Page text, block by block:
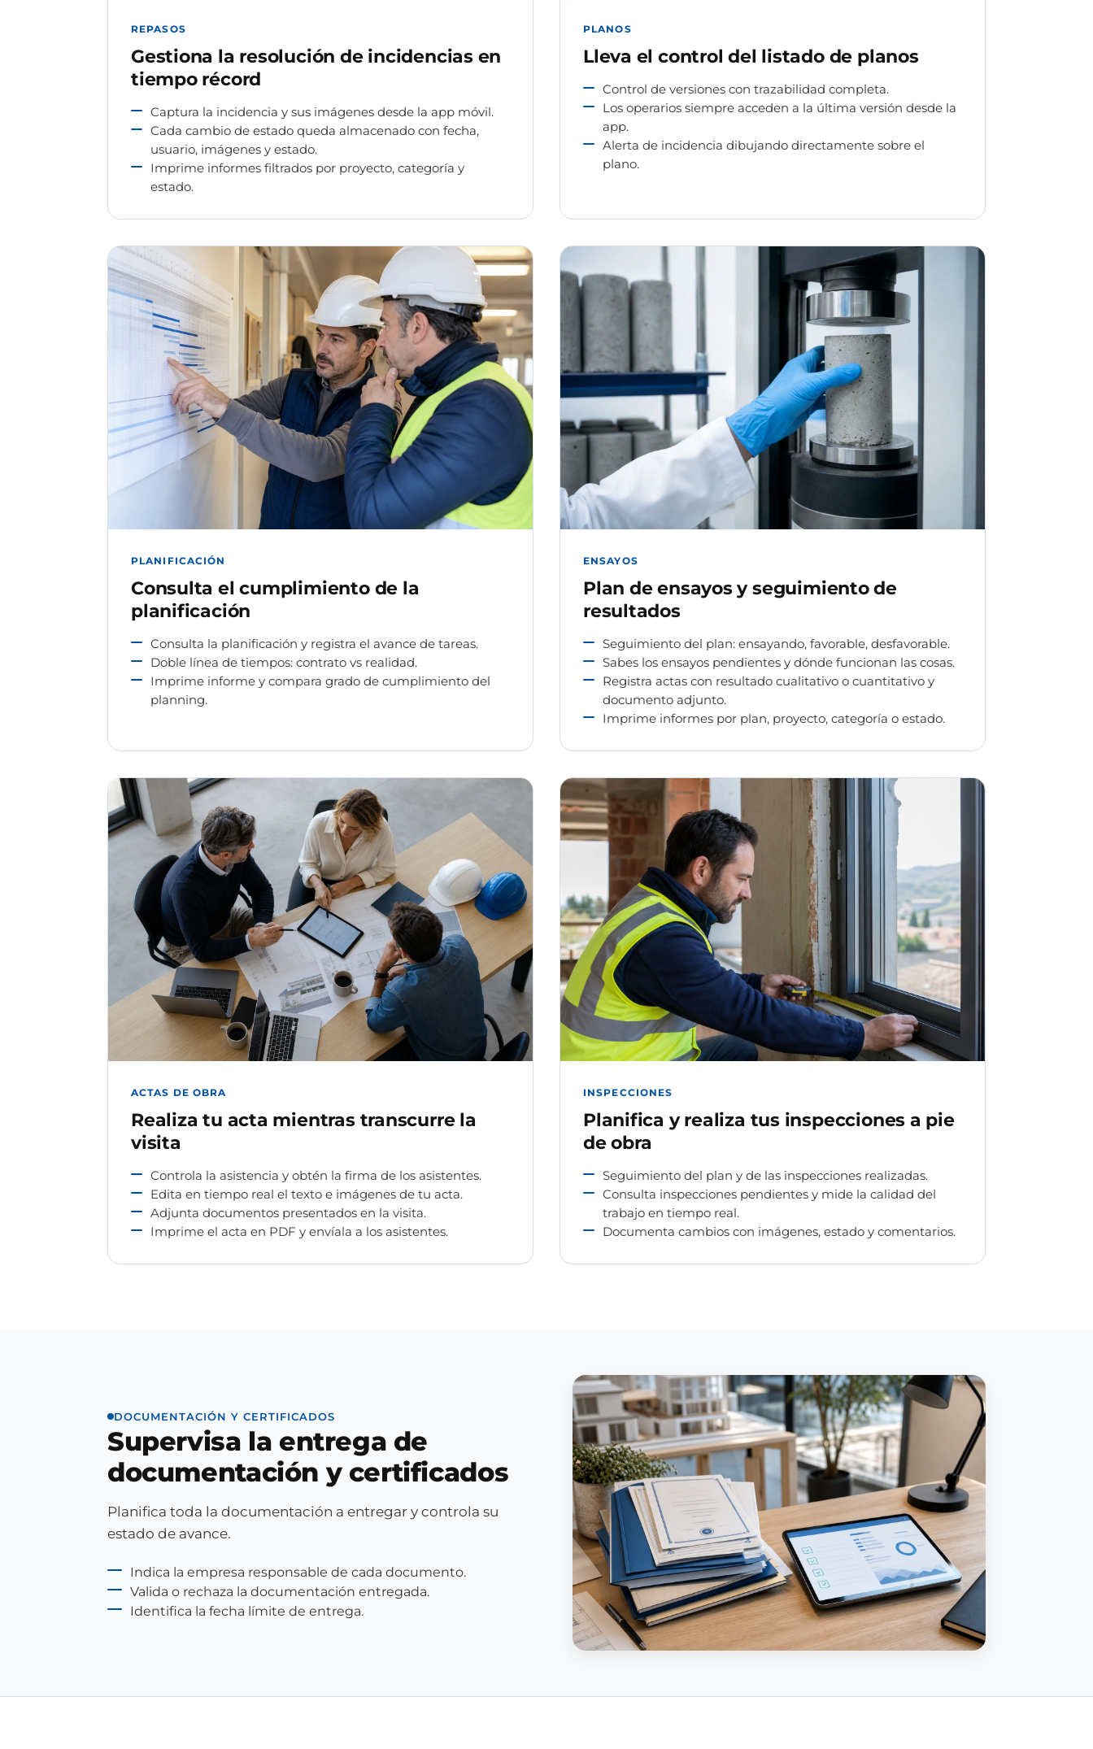
REPASOS
Gestiona la resolución de incidencias en
tiempo récord
Captura la incidencia y sus imágenes desde la app móvil.
Cada cambio de estado queda almacenado con fecha,
usuario, imágenes y estado.
Imprime informes filtrados por proyecto, categoría y
estado.
PLANOS
Lleva el control del listado de planos
Control de versiones con trazabilidad completa.
Los operarios siempre acceden a la última versión desde la
app.
Alerta de incidencia dibujando directamente sobre el
plano.
PLANIFICACIÓN
Consulta el cumplimiento de la
planificación
Consulta la planificación y registra el avance de tareas.
Doble línea de tiempos: contrato vs realidad.
Imprime informe y compara grado de cumplimiento del
planning.
ENSAYOS
Plan de ensayos y seguimiento de
resultados
Seguimiento del plan: ensayando, favorable, desfavorable.
Sabes los ensayos pendientes y dónde funcionan las cosas.
Registra actas con resultado cualitativo o cuantitativo y
documento adjunto.
Imprime informes por plan, proyecto, categoría o estado.
ACTAS DE OBRA
Realiza tu acta mientras transcurre la
visita
Controla la asistencia y obtén la firma de los asistentes.
Edita en tiempo real el texto e imágenes de tu acta.
Adjunta documentos presentados en la visita.
Imprime el acta en PDF y envíala a los asistentes.
INSPECCIONES
Planifica y realiza tus inspecciones a pie
de obra
Seguimiento del plan y de las inspecciones realizadas.
Consulta inspecciones pendientes y mide la calidad del
trabajo en tiempo real.
Documenta cambios con imágenes, estado y comentarios.
DOCUMENTACIÓN Y CERTIFICADOS
Supervisa la entrega de
documentación y certificados
Planifica toda la documentación a entregar y controla su
estado de avance.
Indica la empresa responsable de cada documento.
Valida o rechaza la documentación entregada.
Identifica la fecha límite de entrega.